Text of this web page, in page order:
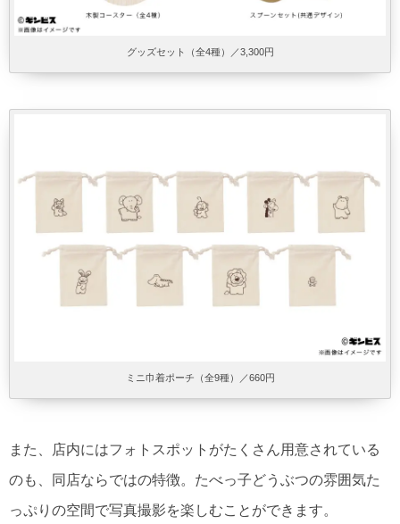
グッズセット（全4種）／3,300円
ミニ巾着ポーチ（全9種）／660円
また、店内にはフォトスポットがたくさん用意されている
のも、同店ならではの特徴。たべっ子どうぶつの雰囲気た
っぷりの空間で写真撮影を楽しむことができます。